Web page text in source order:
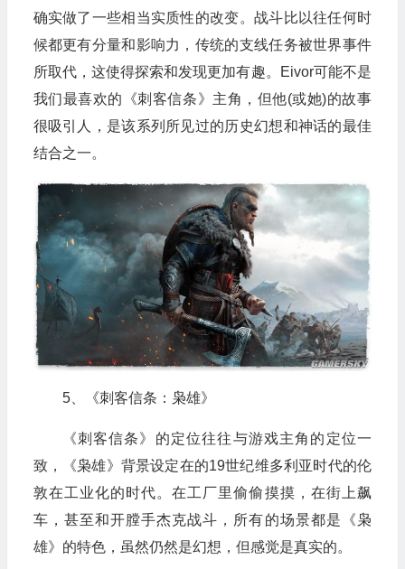
确实做了一些相当实质性的改变。战斗比以往任何时
候都更有分量和影响力，传统的支线任务被世界事件
所取代，这使得探索和发现更加有趣。Eivor可能不是
我们最喜欢的《刺客信条》主角，但他(或她)的故事
很吸引人，是该系列所见过的历史幻想和神话的最佳
结合之一。
5、《刺客信条：枭雄》
《刺客信条》的定位往往与游戏主角的定位一
致，《枭雄》背景设定在的19世纪维多利亚时代的伦
敦在工业化的时代。在工厂里偷偷摸摸，在街上飙
车，甚至和开膛手杰克战斗，所有的场景都是《枭
雄》的特色，虽然仍然是幻想，但感觉是真实的。